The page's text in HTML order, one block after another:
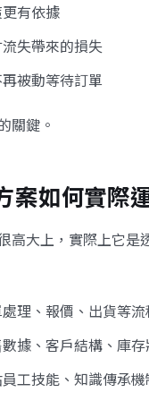
更有依據
流失帶來的損失
再被動等待訂單
關鍵。
案如何實際
高大上，實際上它
處理、報價、出貨等
數據、客戶結構、庫
員工技能、知識傳承